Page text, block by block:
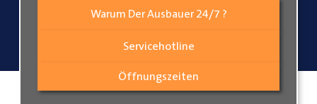
Warum Der Ausbauer 24/7 ?
Servicehotline
Öffnungszeiten